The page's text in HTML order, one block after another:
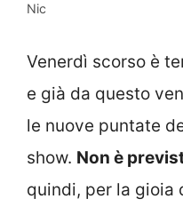
Nic
Venerdì scorso è
e già da questo
le nuove puntate
show. Non è
quindi, per la gioia